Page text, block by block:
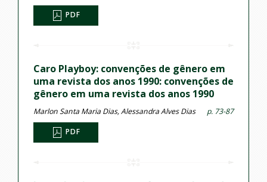
PDF
Caro Playboy: convenções de gênero em
uma revista dos anos 1990: convenções de
gênero em uma revista dos anos 1990
Marlon Santa Maria Dias, Alessandra Alves Dias p. 73-87
PDF